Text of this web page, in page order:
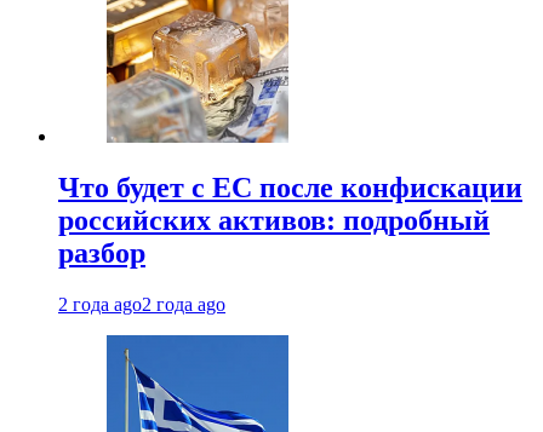
Что будет с ЕС после конфискации
российских активов: подробный
разбор
2 года ago2 года ago